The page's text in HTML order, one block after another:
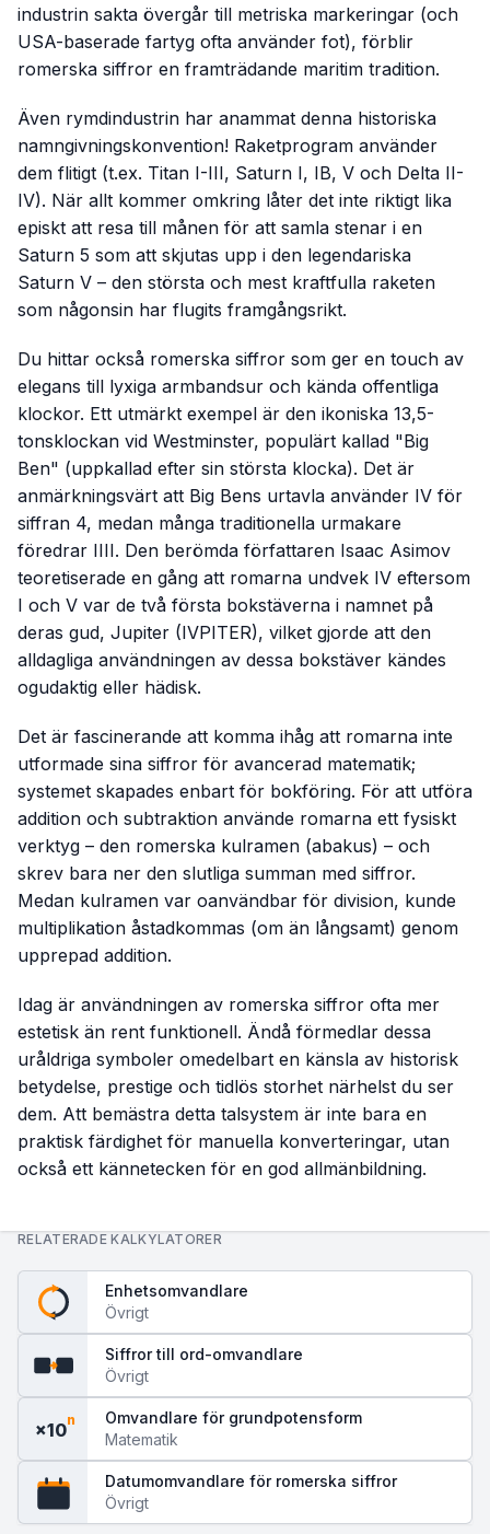
industrin sakta övergår till metriska markeringar (och
USA-baserade fartyg ofta använder fot), förblir
romerska siffror en framträdande maritim tradition.
Även rymdindustrin har anammat denna historiska
namngivningskonvention! Raketprogram använder
dem flitigt (t.ex. Titan I-III, Saturn I, IB, V och Delta II-
IV). När allt kommer omkring låter det inte riktigt lika
episkt att resa till månen för att samla stenar i en
Saturn 5 som att skjutas upp i den legendariska
Saturn V – den största och mest kraftfulla raketen
som någonsin har flugits framgångsrikt.
Du hittar också romerska siffror som ger en touch av
elegans till lyxiga armbandsur och kända offentliga
klockor. Ett utmärkt exempel är den ikoniska 13,5-
tonsklockan vid Westminster, populärt kallad "Big
Ben" (uppkallad efter sin största klocka). Det är
anmärkningsvärt att Big Bens urtavla använder IV för
siffran 4, medan många traditionella urmakare
föredrar IIII. Den berömda författaren Isaac Asimov
teoretiserade en gång att romarna undvek IV eftersom
I och V var de två första bokstäverna i namnet på
deras gud, Jupiter (IVPITER), vilket gjorde att den
alldagliga användningen av dessa bokstäver kändes
ogudaktig eller hädisk.
Det är fascinerande att komma ihåg att romarna inte
utformade sina siffror för avancerad matematik;
systemet skapades enbart för bokföring. För att utföra
addition och subtraktion använde romarna ett fysiskt
verktyg – den romerska kulramen (abakus) – och
skrev bara ner den slutliga summan med siffror.
Medan kulramen var oanvändbar för division, kunde
multiplikation åstadkommas (om än långsamt) genom
upprepad addition.
Idag är användningen av romerska siffror ofta mer
estetisk än rent funktionell. Ändå förmedlar dessa
uråldriga symboler omedelbart en känsla av historisk
betydelse, prestige och tidlös storhet närhelst du ser
dem. Att bemästra detta talsystem är inte bara en
praktisk färdighet för manuella konverteringar, utan
också ett kännetecken för en god allmänbildning.
RELATERADE KALKYLATORER
Enhetsomvandlare
Övrigt
123 abc
Siffror till ord-omvandlare
Övrigt
×10
n
Omvandlare för grundpotensform
Matematik
Datumomvandlare för romerska siffror
Övrigt